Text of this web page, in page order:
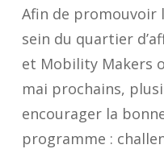
Afin de promouvoir
sein du quartier
et Mobility Makers
mai prochains,
encourager la
programme :